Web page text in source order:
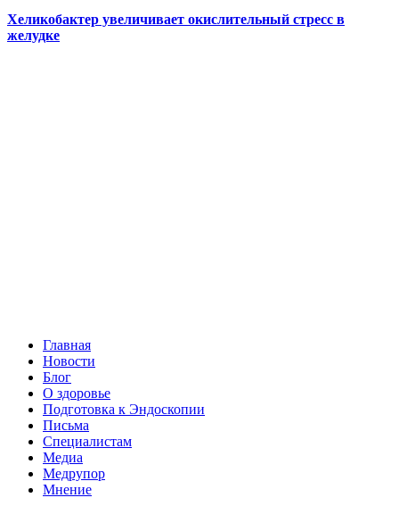
Хеликобактер увеличивает окислительный стресс в
желудке
Главная
Новости
Блог
О здоровье
Подготовка к Эндоскопии
Письма
Специалистам
Медиа
Медрупор
Мнение